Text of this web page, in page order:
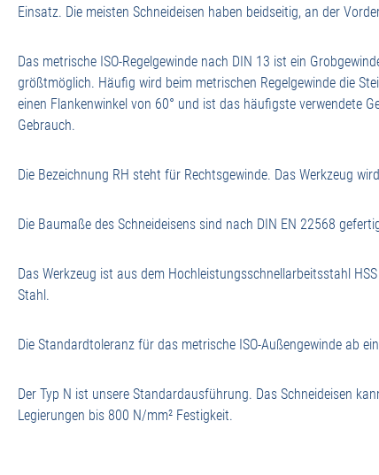
Einsatz. Die meisten Schneideisen haben beidseitig, an der
Das metrische ISO-Regelgewinde nach DIN 13 ist ein
größtmöglich. Häufig wird beim metrischen Regelgewinde die
einen Flankenwinkel von 60° und ist das häufigste verwendete
Gebrauch.
Die Bezeichnung RH steht für Rechtsgewinde. Das Werkzeug
Die Baumaße des Schneideisens sind nach DIN EN 22568
Das Werkzeug ist aus dem Hochleistungsschnellarbeitsstahl
Stahl.
Die Standardtoleranz für das metrische ISO-Außengewinde ab
Der Typ N ist unsere Standardausführung. Das Schneideisen
Legierungen bis 800 N/mm² Festigkeit.